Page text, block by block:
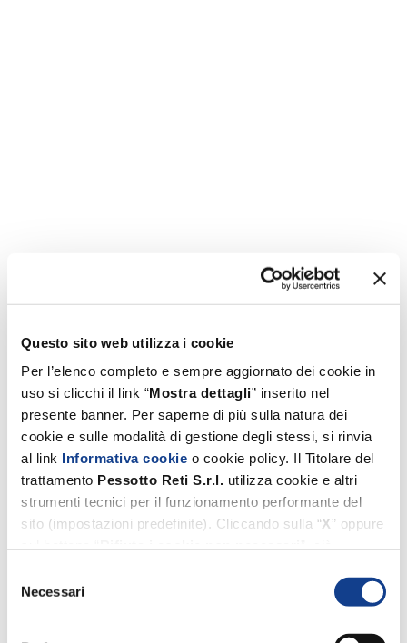
Questo sito web utilizza i cookie
Per l’elenco completo e sempre aggiornato dei cookie in
uso si clicchi il link “Mostra dettagli” inserito nel
presente banner. Per saperne di più sulla natura dei
cookie e sulle modalità di gestione degli stessi, si rinvia
al link Informativa cookie o cookie policy. Il Titolare del
trattamento Pessotto Reti S.r.l. utilizza cookie e altri
strumenti tecnici per il funzionamento performante del
sito (impostazioni predefinite). Cliccando sulla “X” oppure
predefinite. Invece, i cookie di profilazione e di terze parti
(utilizzati dal Titolare suddetto per migliorare l’esperienza
delNecessari